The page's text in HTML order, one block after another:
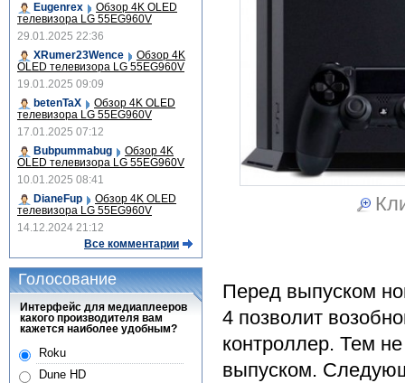
Перед выпуском
4 позволит
контроллер. Тем
выпуском.
Eugenrex
Обзор 4K OLED
телевизора LG 55EG960V
29.01.2025 22:36
XRumer23Wence
Обзор 4K
OLED телевизора LG 55EG960V
19.01.2025 09:09
betenTaX
Обзор 4K OLED
телевизора LG 55EG960V
17.01.2025 07:12
Bubpummabug
Обзор 4K
OLED телевизора LG 55EG960V
10.01.2025 08:41
DianeFup
Обзор 4K OLED
телевизора LG 55EG960V
14.12.2024 21:12
Все комментарии
Голосование
Интерфейс для медиаплееров
какого производителя вам
кажется наиболее удобным?
Roku
Dune HD